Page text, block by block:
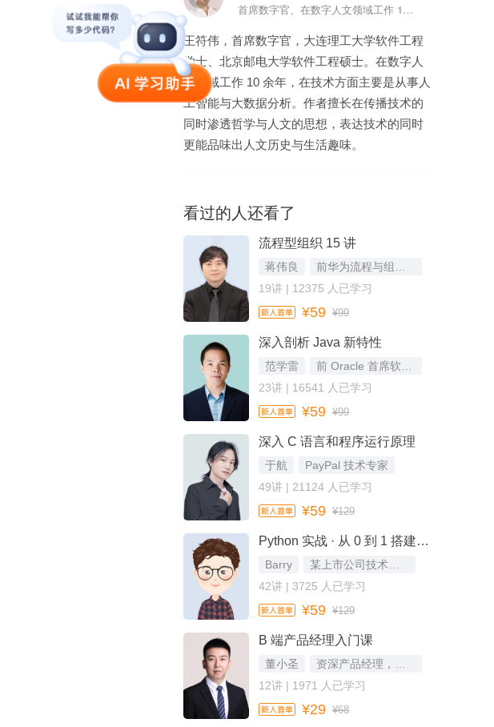
首席数字官、在数字人文领域工作 10 余年
王符伟，首席数字官，大连理工大学软件工程
学士、北京邮电大学软件工程硕士。在数字人
文领域工作 10 余年，在技术方面主要是从事人
工智能与大数据分析。作者擅长在传播技术的
同时渗透哲学与人文的思想，表达技术的同时
更能品味出人文历史与生活趣味。
看过的人还看了
流程型组织 15 讲
蒋伟良
19讲 | 12375 人已学习
¥59 ¥99
深入剖析 Java 新特性
范学雷
23讲 | 16541 人已学习
¥59 ¥99
深入 C 语言和程序运行原理
于航
PayPal 技术专家
49讲 | 21124 人已学习
¥59 ¥129
Python 实战 · 从 0 到 1 搭建直播视频平台
Barry
42讲 | 3725 人已学习
¥59 ¥129
B 端产品经理入门课
董小圣
12讲 | 1971 人已学习
¥29 ¥68